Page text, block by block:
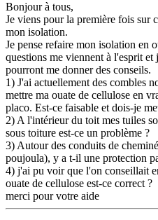
Bonjour à tous,
Je viens pour la première fois sur
mon isolation.
Je pense refaire mon isolation en
questions me viennent à l'esprit et
pourront me donner des conseils.
1) J'ai actuellement des combles
mettre ma ouate de cellulose en
placo. Est-ce faisable et dois-je
2) A l'intérieur du toit mes tuiles
sous toiture est-ce un problème ?
3) Autour des conduits de
poujoula), y a t-il une protection
4) j'ai pu voir que l'on conseillait
ouate de cellulose est-ce correct ?
merci pour votre aide